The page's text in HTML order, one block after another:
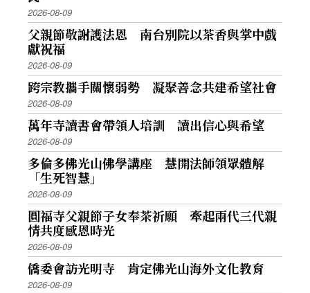
2026-08-09
父親節敬謝護法恩 南台別院以茶香與掌中戲
獻祝福
2026-08-09
跨宗教攜手關懷弱勢 凝聚善念共建希望社會
2026-08-09
萬年寺讀書會帶領人培訓 讀出信心與希望
2026-08-09
多倫多佛光山佛學講座 慧開法師領眾體解
「生死智慧」
2026-08-09
圓福寺父親節子女奉茶祈願 牽起兩代三代親
情共度感恩時光
2026-08-09
僑委會訪光明寺 肯定佛光山海外文化教育
2026-08-09